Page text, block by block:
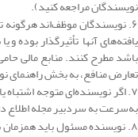
نویسندگان مراجعه کنید).
۶. نویسندگان موظف‌اند هرگونه
یافته‌های آنها تأثیرگذار بوده
باشد مطرح کنند. منابع مالی
تعارض منافع، به بخش راهنمای
۷. اگر نویسنده‌ای متوجه
به‌سرعت به سردبیر مجله اطلاع
۸. نویسنده مسئول باید